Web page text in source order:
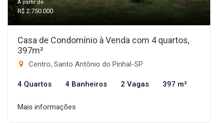
A partir de:
R$ 2.750.000
Casa de Condomínio à Venda com 4 quartos,
397m²
Centro, Santo Antônio do Pinhal-SP
4 Quartos 4 Banheiros 2 Vagas 397 m²
Mais informações